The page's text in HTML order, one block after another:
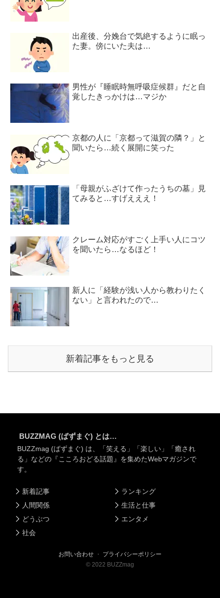
出産後、分娩台で気絶するように眠っ
た妻。傍にいた夫は…
男性が『睡眠時無呼吸症候群』だと自
覚したきっかけは…マジか
京都の人に「京都って滋賀の隣？」と
聞いたら…続く展開に笑った
「母親がふざけて作ったうちの墓」見
てみると…すげえええ！
クレーム対応がすごく上手い人にコツ
を聞いたら…なるほど！
新人に「経験が浅い人から教わりたく
ない」と言われたので…
新着記事をもっと見る
BUZZMAG (ばずまぐ) とは…
BUZZmag (ばずまぐ) は、「笑える」「楽しい」「癒され
る」などの『こころおどる話題』を集めたWebマガジンで
す。
新着記事
人間関係
どうぶつ
社会
ランキング
生活と仕事
エンタメ
お問い合わせ ・ プライバシーポリシー
© 2022 BUZZmag